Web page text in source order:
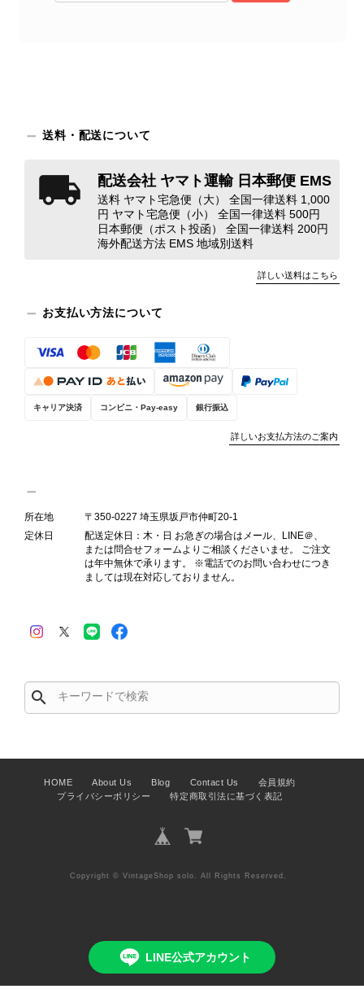
ンクを表示しております。これは、外
しないためです。また、確認できた汚
れやダメージは、写真や商品説明に反
映しております。 ご不快な思いをさ
れた中で、率直なご意見をお寄せいた
だきましたことに感謝申し上げます。
商品の状態を丁寧に確認させていただ
態が確認された場合には、当店の検品
検品方法と状態の伝え方を改めて見直
し、全スタッフで共有してまいりま
す。 オンラインでも安心して商品を
お選びいただけるよう、より正確な状
2026/07/30
商品が直ぐに届きました。思った以上に素敵なお品でした。また
商品を無事にお受け取りいただき、ま
た迅速にお届けできたとのこと、大変
安心いたしました！ さらに、「思っ
ひこちらの商品を末永くご愛用いただ
けましたら幸いです。 また気になる
ら、いつでもお気軽にご相談くださ
ひよろしくお願いいたします。
送料・配送について
配送会社 ヤマト運輸 日本郵便 EMS
送料 ヤマト宅急便（大） 全国一律送料 1,000
円 ヤマト宅急便（小） 全国一律送料 500円
日本郵便（ポスト投函） 全国一律送料 200円
海外配送方法 EMS 地域別送料
詳しい送料はこちら
お支払い方法について
キャリア決済 コンビニ・Pay-easy 銀行振込
詳しいお支払方法のご案内
所在地
〒350-0227 埼玉県坂戸市仲町20-1
定休日
配送定休日：木・日 お急ぎの場合はメール、LINE＠、
または問合せフォームよりご相談くださいませ。 ご注文
は年中無休で承ります。 ※電話でのお問い合わせにつき
ましては現在対応しておりません。
search
HOME About Us Blog Contact Us
会員規約
プライバシーポリシー
特定商取引法に基づく表記
Copyright © VintageShop solo. All Rights Reserved.
LINE公式アカウント